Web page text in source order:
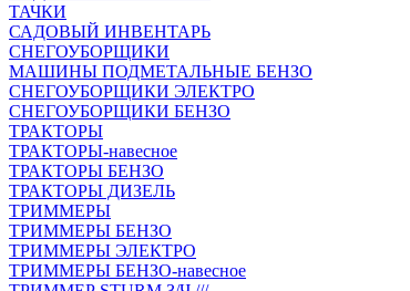
ТАЧКИ
САДОВЫЙ ИНВЕНТАРЬ
СНЕГОУБОРЩИКИ
МАШИНЫ ПОДМЕТАЛЬНЫЕ БЕНЗО
СНЕГОУБОРЩИКИ ЭЛЕКТРО
СНЕГОУБОРЩИКИ БЕНЗО
ТРАКТОРЫ
ТРАКТОРЫ-навесное
ТРАКТОРЫ БЕНЗО
ТРАКТОРЫ ДИЗЕЛЬ
ТРИММЕРЫ
ТРИММЕРЫ БЕНЗО
ТРИММЕРЫ ЭЛЕКТРО
ТРИММЕРЫ БЕНЗО-навесное